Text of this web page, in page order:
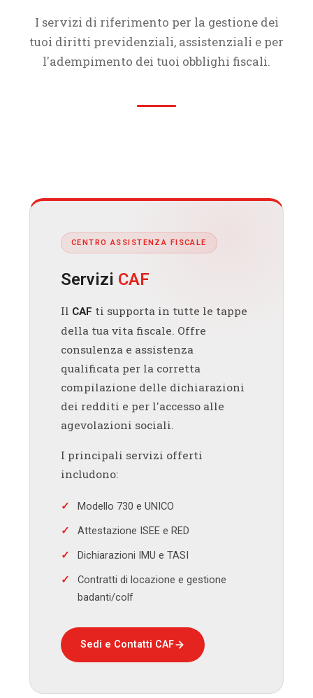
I servizi di riferimento per la gestione dei
tuoi diritti previdenziali, assistenziali e per
l'adempimento dei tuoi obblighi fiscali.
CENTRO ASSISTENZA FISCALE
Servizi CAF
Il CAF ti supporta in tutte le tappe
della tua vita fiscale. Offre
consulenza e assistenza
qualificata per la corretta
compilazione delle dichiarazioni
dei redditi e per l'accesso alle
agevolazioni sociali.
I principali servizi offerti
includono:
Modello 730 e UNICO
Attestazione ISEE e RED
Dichiarazioni IMU e TASI
Contratti di locazione e gestione
badanti/colf
Sedi e Contatti CAF